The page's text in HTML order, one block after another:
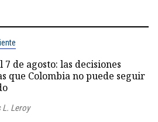
7 de agosto: las decisiones
que Colombia no puede seguir
L. Leroy